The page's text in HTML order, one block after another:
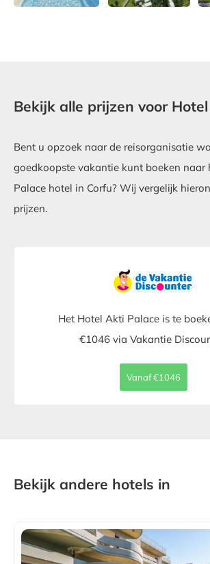
Bekijk alle prijzen voor
Bent u opzoek naar de reisorganisatie
goedkoopste vakantie kunt boeken naar
Palace hotel in Corfu? Wij vergelijk
prijzen.
Het Hotel Akti Palace is te
€1046 via Vakantie
Vanaf €1046
Bekijk andere hotels in